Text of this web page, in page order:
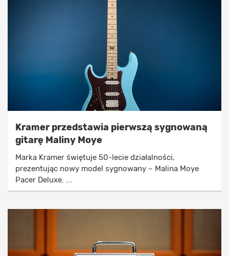
Kramer przedstawia pierwszą sygnowaną
gitarę Maliny Moye
Marka Kramer świętuje 50-lecie działalności,
prezentując nowy model sygnowany – Malina Moye
Pacer Deluxe. ...